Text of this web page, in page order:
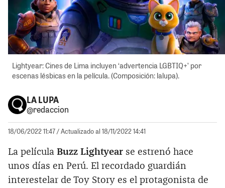
Lightyear: Cines de Lima incluyen ‘advertencia LGBTIQ+’ por
escenas lésbicas en la película. (Composición: lalupa).
LA LUPA
@redaccion
18/06/2022 11:47/ Actualizado al 18/11/2022 14:41
La película Buzz Lightyear se estrenó hace
unos días en Perú. El recordado guardián
interestelar de Toy Story es el protagonista de